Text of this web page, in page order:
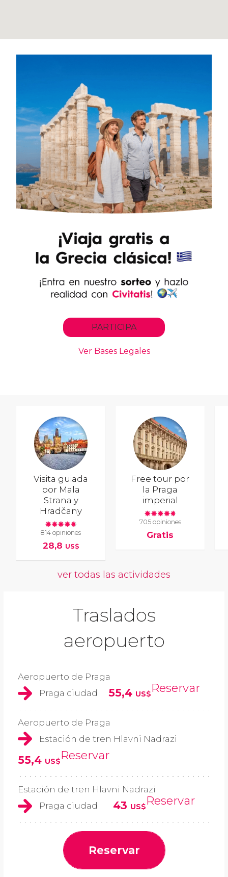
Visita guiada
por Mala
Strana y
Hradčany
814 opiniones
28,8 US$
Free tour por
la Praga
imperial
705 opiniones
Gratis
ver todas las actividades
Traslados
aeropuerto
Aeropuerto de Praga
Praga ciudad
55,4 US$Reservar
Aeropuerto de Praga
Estación de tren Hlavni Nadrazi
55,4 US$Reservar
Estación de tren Hlavni Nadrazi
Praga ciudad
43 US$Reservar
Reservar